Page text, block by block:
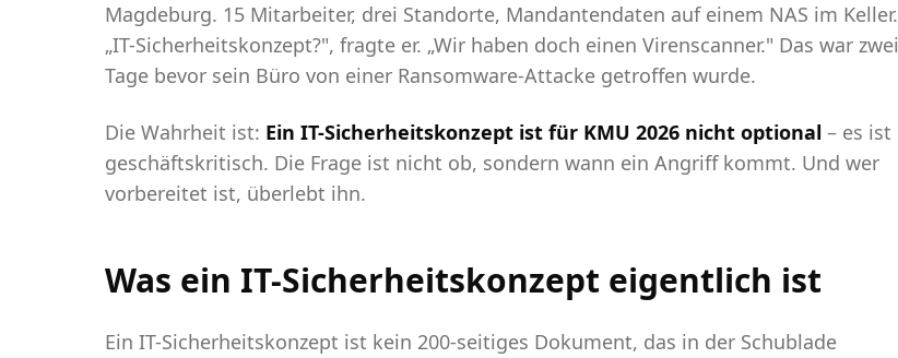
Magdeburg. 15 Mitarbeiter, drei Standorte, Mandantendaten auf einem NAS im Keller.
„IT-Sicherheitskonzept?", fragte er. „Wir haben doch einen Virenscanner." Das war zwei
Tage bevor sein Büro von einer Ransomware-Attacke getroffen wurde.
Die Wahrheit ist: Ein IT-Sicherheitskonzept ist für KMU 2026 nicht optional – es ist
geschäftskritisch. Die Frage ist nicht ob, sondern wann ein Angriff kommt. Und wer
vorbereitet ist, überlebt ihn.
Was ein IT-Sicherheitskonzept eigentlich ist
Ein IT-Sicherheitskonzept ist kein 200-seitiges Dokument, das in der Schublade